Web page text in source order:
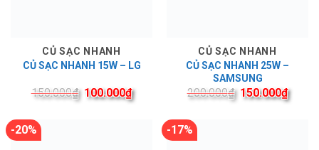
CỦ SẠC NHANH
CỦ SẠC NHANH 15W – LG
150.000₫ 100.000₫
CỦ SẠC NHANH
CỦ SẠC NHANH 25W –
SAMSUNG
200.000₫ 150.000₫
-20% -17%